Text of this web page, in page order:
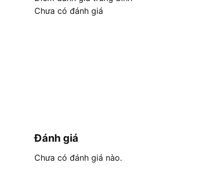
Chưa có đánh giá
Đánh giá
Chưa có đánh giá nào.